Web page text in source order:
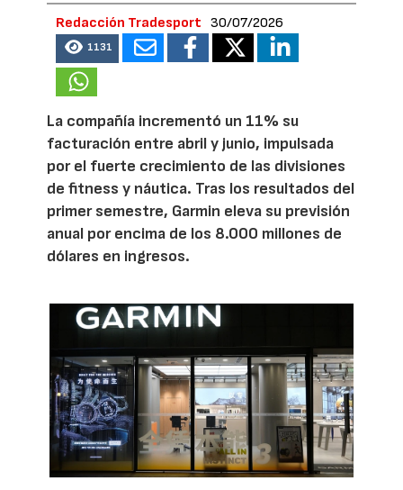
Redacción Tradesport 30/07/2026
1131
La compañía incrementó un 11% su
facturación entre abril y junio, impulsada
por el fuerte crecimiento de las divisiones
de fitness y náutica. Tras los resultados del
primer semestre, Garmin eleva su previsión
anual por encima de los 8.000 millones de
dólares en ingresos.